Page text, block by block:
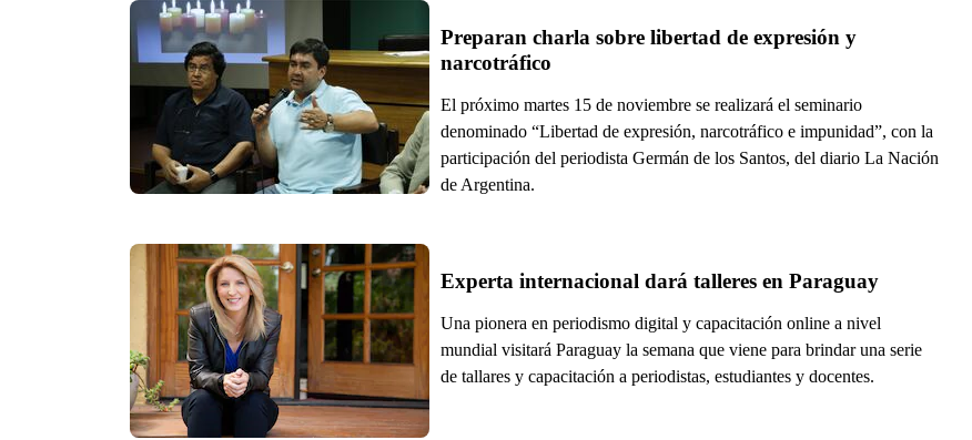
Preparan charla sobre libertad de expresión y
narcotráfico
El próximo martes 15 de noviembre se realizará el seminario
denominado “Libertad de expresión, narcotráfico e impunidad”, con la
participación del periodista Germán de los Santos, del diario La Nación
de Argentina.
Experta internacional dará talleres en Paraguay
Una pionera en periodismo digital y capacitación online a nivel
mundial visitará Paraguay la semana que viene para brindar una serie
de tallares y capacitación a periodistas, estudiantes y docentes.